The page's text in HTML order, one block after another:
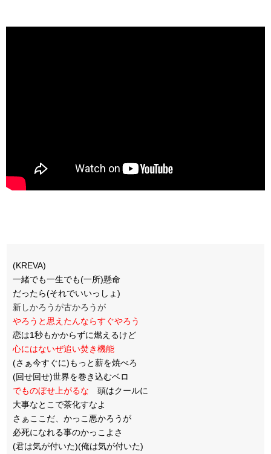
(KREVA)
一緒でも一生でも(一所)懸命
だったら(それでいいっしょ)
新しかろうが古かろうが
やろうと思えたんならすぐやろう
恋は1秒もかからずに燃えるけど
心にはないぜ追い焚き機能
(さぁ今すぐに)もっと薪を焼べろ
(回せ回せ)世界を巻き込むベロ
でものぼせ上がるな 頭はクールに
大事なとこで茶化すなよ
さぁここだ、かっこ悪かろうが
必死になれる事のかっこよさ
(君は気が付いた)(俺は気が付いた)